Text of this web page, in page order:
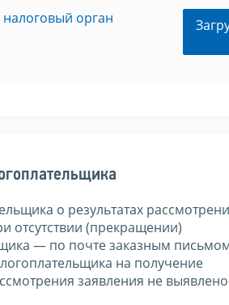
налоговый орган
о результатах
отсутствии (прекращении)
— по почте заказным
на получение
заявления не выявлено